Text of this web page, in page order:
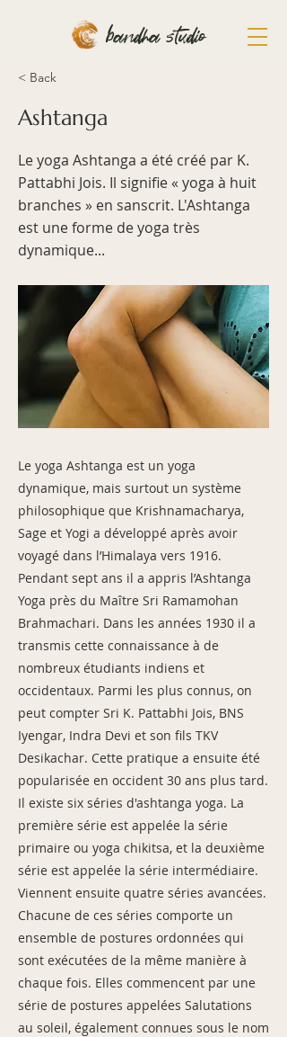
bandha studio
< Back
Ashtanga
Le yoga Ashtanga a été créé par K.
Pattabhi Jois. Il signifie « yoga à huit
branches » en sanscrit. L'Ashtanga
est une forme de yoga très
dynamique...
Le yoga Ashtanga est un yoga
dynamique, mais surtout un système
philosophique que Krishnamacharya,
Sage et Yogi a développé après avoir
voyagé dans l’Himalaya vers 1916.
Pendant sept ans il a appris l’Ashtanga
Yoga près du Maître Sri Ramamohan
Brahmachari. Dans les années 1930 il a
transmis cette connaissance à de
nombreux étudiants indiens et
occidentaux. Parmi les plus connus, on
peut compter Sri K. Pattabhi Jois, BNS
Iyengar, Indra Devi et son fils TKV
Desikachar. Cette pratique a ensuite été
popularisée en occident 30 ans plus tard.
Il existe six séries d'ashtanga yoga. La
première série est appelée la série
primaire ou yoga chikitsa, et la deuxième
série est appelée la série intermédiaire.
Viennent ensuite quatre séries avancées.
Chacune de ces séries comporte un
ensemble de postures ordonnées qui
sont exécutées de la même manière à
chaque fois. Elles commencent par une
série de postures appelées Salutations
au soleil, également connues sous le nom